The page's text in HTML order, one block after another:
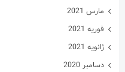
مارس 2021
فوریه 2021
ژانویه 2021
دسامبر 2020